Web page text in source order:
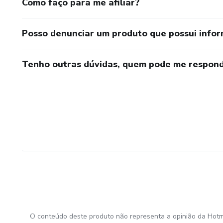
Posso denunciar um produto que possui
Tenho outras dúvidas, quem pode me
O conteúdo deste produto não representa a opinião da